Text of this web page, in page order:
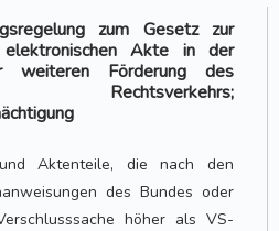
zum Gesetz zur
elektronischen Akte in der
weiteren Förderung des
Rechtsverkehrs;
Aktenteile, die nach den
des Bundes oder
höher als VS-